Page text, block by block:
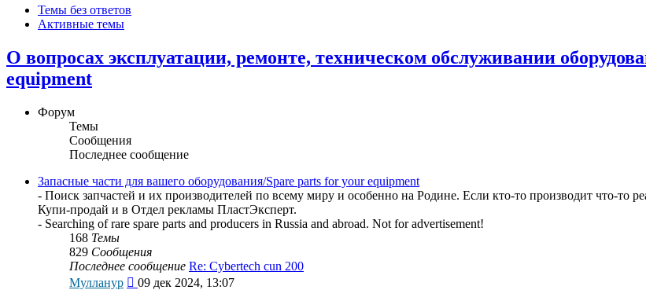
Темы без ответов
Активные темы
О вопросах эксплуатации, ремонте, техническом обслуживании
equipment
Форум
Темы
Сообщения
Последнее сообщение
Запасные части для вашего оборудования/Spare parts for your equipment
- Поиск запчастей и их производителей по всему миру и особенно на Родине. Если кто-то производит что-то
Купи-продай и в Отдел рекламы ПластЭксперт.
- Searching of rare spare parts and producers in Russia and abroad. Not for advertisement!
168 Темы
829 Сообщения
Последнее сообщение Re: Cybertech cun 200
Мулланур
Перейти
09 дек 2024, 13:07